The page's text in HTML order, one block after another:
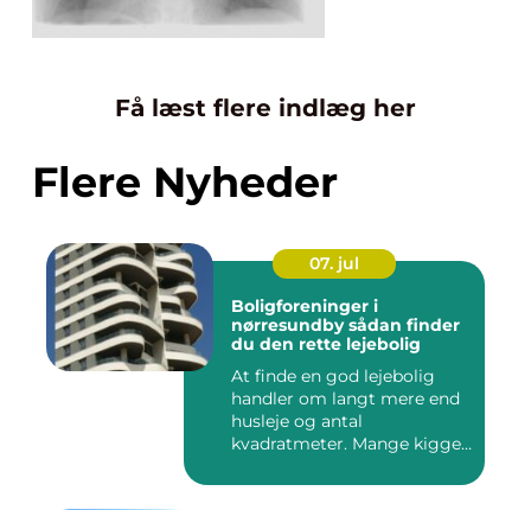
Få læst flere indlæg her
Flere Nyheder
07. jul
Boligforeninger i
nørresundby sådan finder
du den rette lejebolig
At finde en god lejebolig
handler om langt mere end
husleje og antal
kvadratmeter. Mange kigger